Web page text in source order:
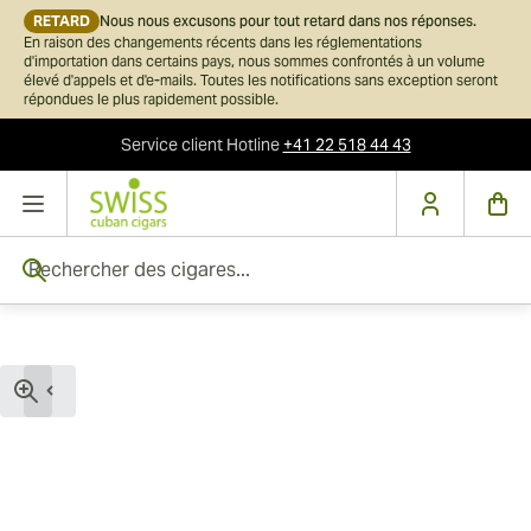
RETARD Nous nous excusons pour tout retard dans nos réponses.
En raison des changements récents dans les réglementations
d'importation dans certains pays, nous sommes confrontés à un volume
élevé d'appels et d'e-mails. Toutes les notifications sans exception seront
répondues le plus rapidement possible.
Service clientHotline+41 22 518 44 43
Skip to Content